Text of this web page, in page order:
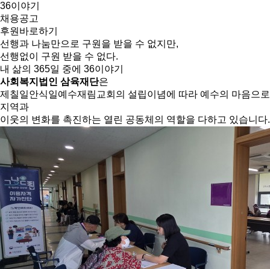
36이야기
채용공고
후원바로하기
선행과 나눔만으로 구원을 받을 수 없지만,
선행없이 구원 받을 수 없다.
내 삶의 365일 중에 36이야기
사회복지법인 삼육재단은
제칠일안식일예수재림교회의 설립이념에 따라 예수의 마음으로
지역과
이웃의 변화를 촉진하는 열린 공동체의 역할을 다하고 있습니다.